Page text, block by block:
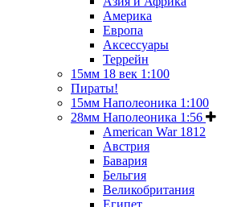
Америка
Европа
Аксессуары
Террейн
15мм 18 век 1:100
Пираты!
15мм Наполеоника 1:100
28мм Наполеоника 1:56
American War 1812
Австрия
Бавария
Бельгия
Великобритания
Египет